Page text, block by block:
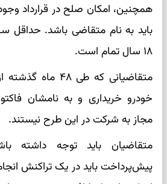
همچنین، امکان صلح در قرارداد
باید به نام متقاضی باشد. حداقل
۱۸ سال تمام است.
متقاضیانی که طی ۴۸
خودرو خریداری و به نامشان
مجاز به شرکت در این طرح نیستند.
متقاضیان باید توجه داشته
پیش‌پرداخت باید در یک تراکنش